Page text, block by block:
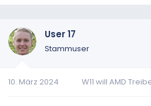
User 17
Stammuser
10. März 2024 W11 will AMD